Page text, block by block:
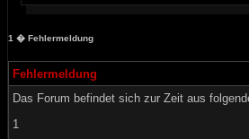
1 � Fehlermeldung
Fehlermeldung
Das Forum befindet sich zur Zeit aus
1